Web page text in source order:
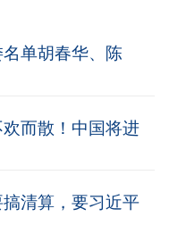
单胡春华、陈
而散！中国将进
清算，要习近平